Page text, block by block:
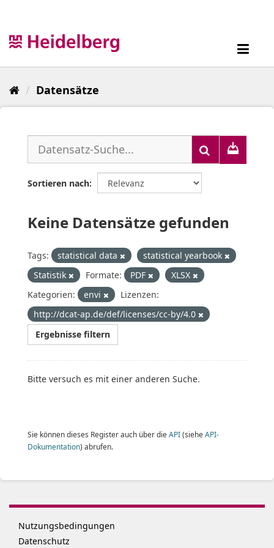
Datensätze
Sortieren nach
Keine Datensätze gefunden
Tags: statistical data
statistical yearbook
Statistik
Formate: PDF
XLSX
Kategorien:
envi
Lizenzen:
http://dcat-ap.de/def/licenses/cc-by/4.0
Ergebnisse filtern
Bitte versuch es mit einer anderen Suche.
Sie können dieses Register auch über die API(siehe API-
Dokumentation) abrufen.
Nutzungsbedingungen
Datenschutz